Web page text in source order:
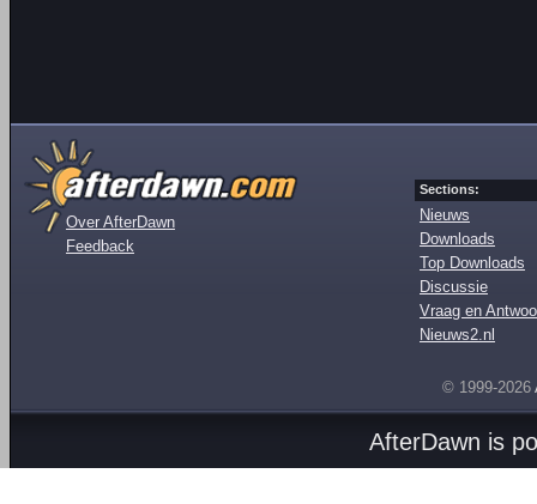
Over AfterDawn
Feedback
Sections:
Nieuws
Downloads
Top Downloads
Discussie
Vraag en
Nieuws2.nl
© 1999-2026
AfterDawn is